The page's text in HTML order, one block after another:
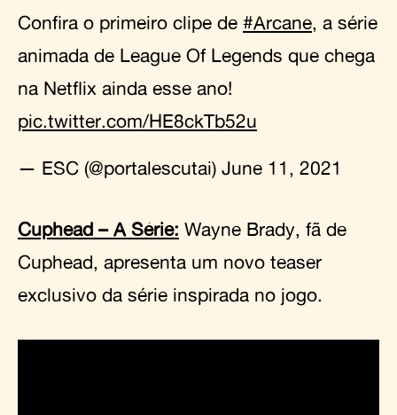
Confira o primeiro clipe de #Arcane, a série
animada de League Of Legends que chega
na Netflix ainda esse ano!
pic.twitter.com/HE8ckTb52u
— ESC (@portalescutai) June 11, 2021
Cuphead – A Série: Wayne Brady, fã de
Cuphead, apresenta um novo teaser
exclusivo da série inspirada no jogo.